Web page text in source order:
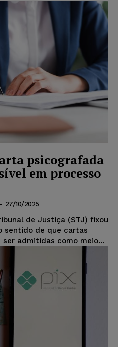
psicografada
em processo
- 27/10/2025
de Justiça (STJ) fixou
sentido de que cartas
ser admitidas como meio...